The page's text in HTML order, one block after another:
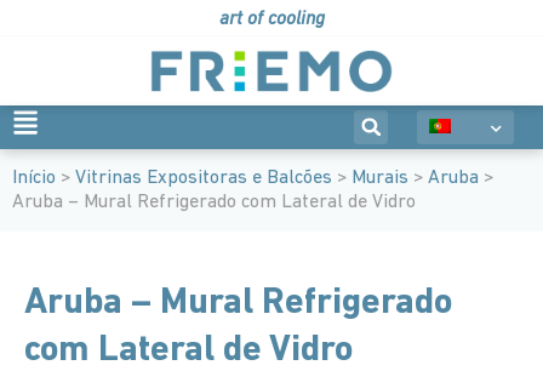
art of cooling
Início > Vitrinas Expositoras e Balcões > Murais > Aruba >
Aruba – Mural Refrigerado com Lateral de Vidro
Aruba – Mural Refrigerado
com Lateral de Vidro